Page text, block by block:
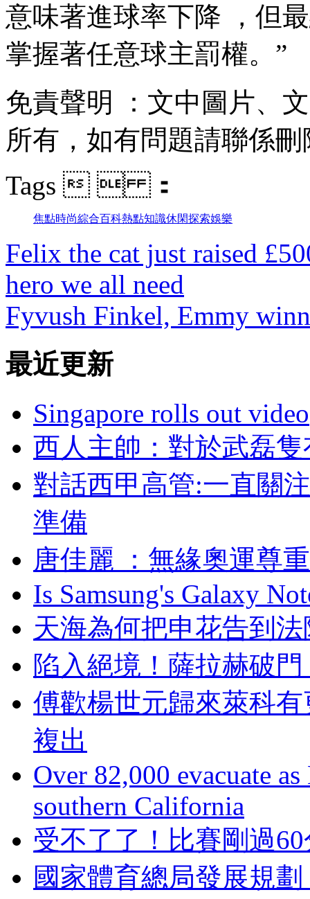
意味著進球率下降 ，但
掌握著任意球主罰權。”
免責聲明 ：文中圖片
所有，如有問題請聯係刪除
Tags   ：
焦點時尚綜合百科熱點知識休閑探索娛樂
Felix the cat just raised
hero we all need
Fyvush Finkel, Emmy
最近更新
Singapore rolls out video
西人主帥：對於武
對話西甲高管:一直關
準備
唐佳麗 ：無緣奧運
Is Samsung's Galaxy
天海為何把申花告到
陷入絕境 ！薩拉赫破
傅歡楊世元歸來萊科
複出
Over 82,000 evacuate
southern California
受不了了！比賽剛
國家體育總局發展規劃